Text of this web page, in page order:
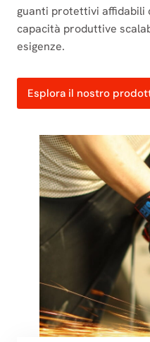
guanti protettivi affidabili
capacità produttive
esigenze.
Esplora il nostro